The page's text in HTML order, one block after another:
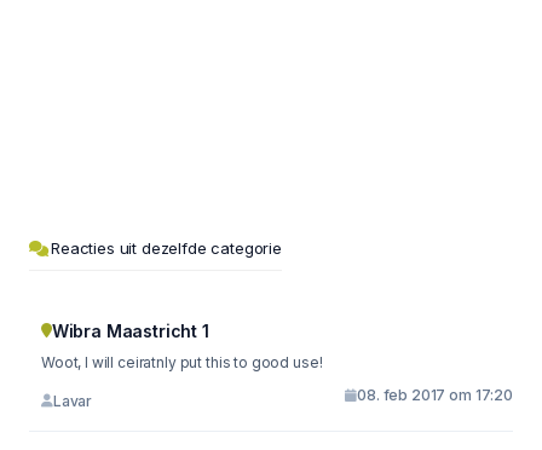
Reacties uit dezelfde categorie
Wibra Maastricht 1
Woot, I will ceiratnly put this to good use!
Lavar 08. feb 2017 om 17:20